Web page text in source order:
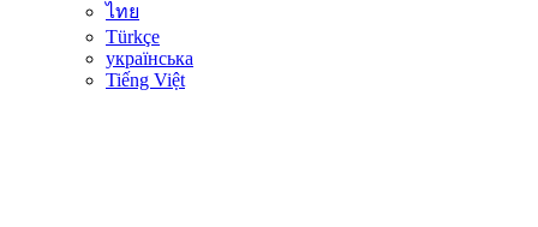
ไทย
Türkçe
українська
Tiếng Việt